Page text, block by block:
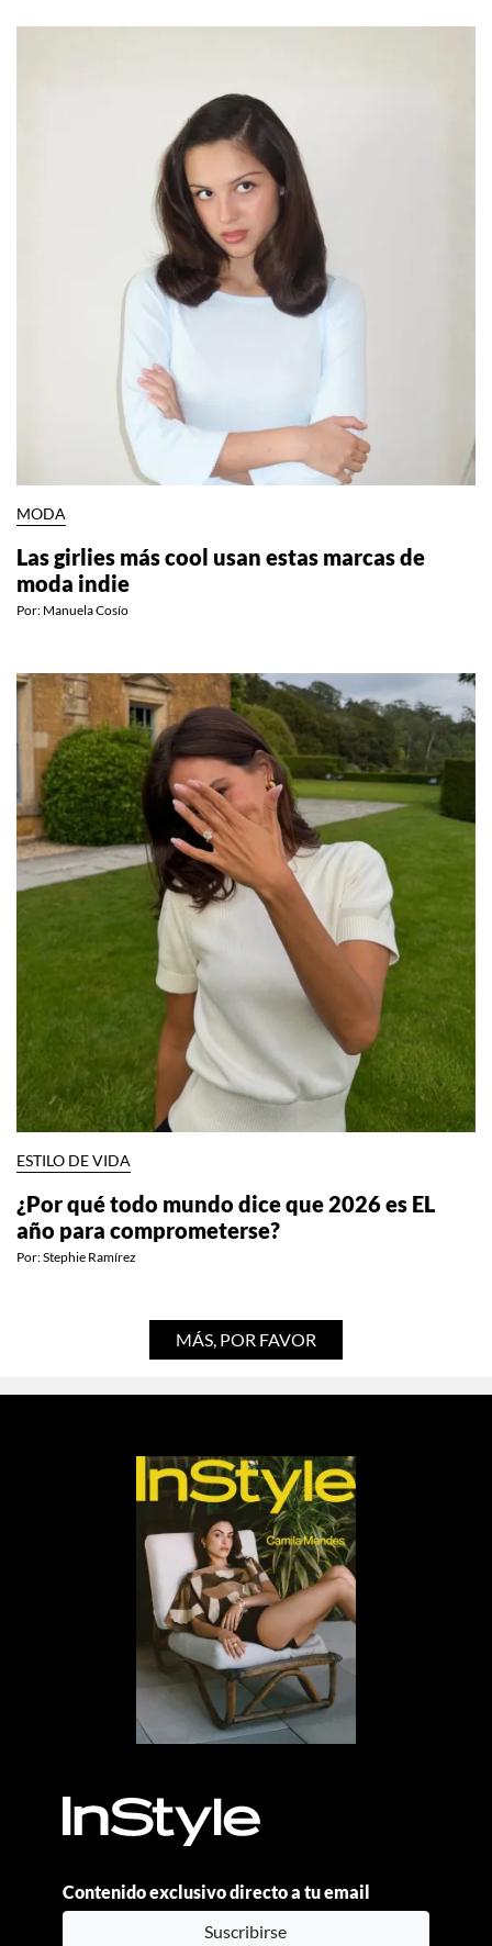
MODA
Las girlies más cool usan estas marcas de
moda indie
Por: Manuela Cosío
ESTILO DE VIDA
¿Por qué todo mundo dice que 2026 es EL
año para comprometerse?
Por:Stephie Ramírez
MÁS, POR FAVOR
Contenido exclusivo directo a tu email
Suscribirse